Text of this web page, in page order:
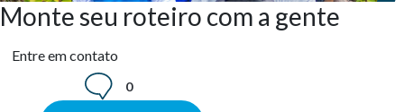
Monte seu roteiro com a gente
Entre em contato
0